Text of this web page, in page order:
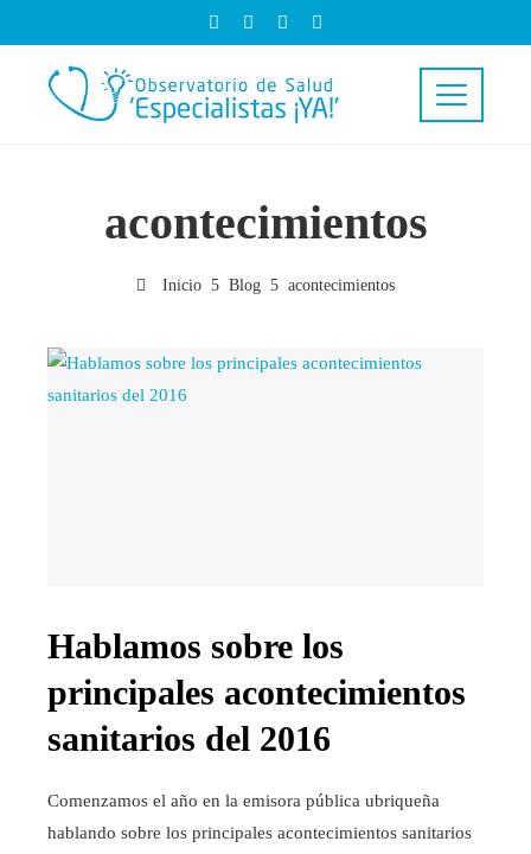
acontecimientos
Inicio Blog acontecimientos
Hablamos sobre los
principales acontecimientos
sanitarios del 2016
Comenzamos el año en la emisora pública ubriqueña
hablando sobre los principales acontecimientos sanitarios